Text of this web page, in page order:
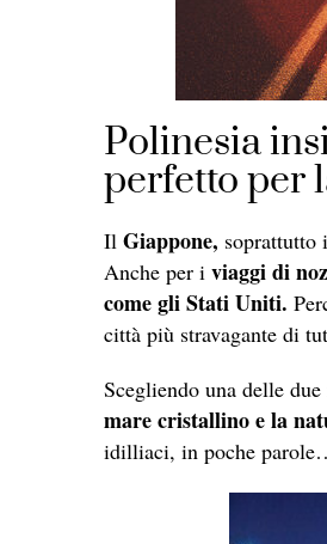
Polinesia
perfetto per
Il Giappone, soprattutto
Anche per i viaggi di
come gli Stati Uniti.
città più stravagante di
Scegliendo una delle
mare cristallino e la
idilliaci, in poche